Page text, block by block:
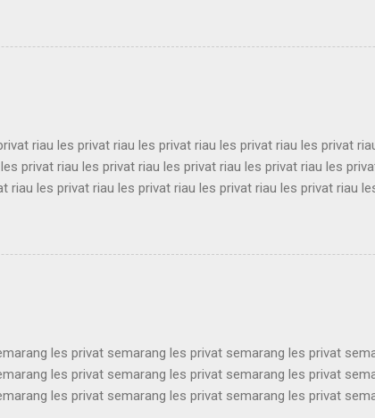
les privat sukabumi les privat sukabumi les privat
les privat sukabumi les privat sukabumi les privat sukabumi
les privat sukabumi les privat sukabumi les privat sukabumi
les privat sukabumi les privat sukabumi les privat sukabumi
riau les privat riau les privat riau les privat riau les privat
privat riau les privat riau les privat riau les privat riau les
riau les privat riau les privat riau les privat riau les privat riau
les privat riau les privat riau les privat riau les privat riau les
riau les privat riau les privat riau les privat riau les privat riau
riau les privat riau les privat riau les privat riau les privat ria...
les privat semarang les privat semarang les privat
les privat semarang les privat semarang les privat
les privat semarang les privat semarang les privat